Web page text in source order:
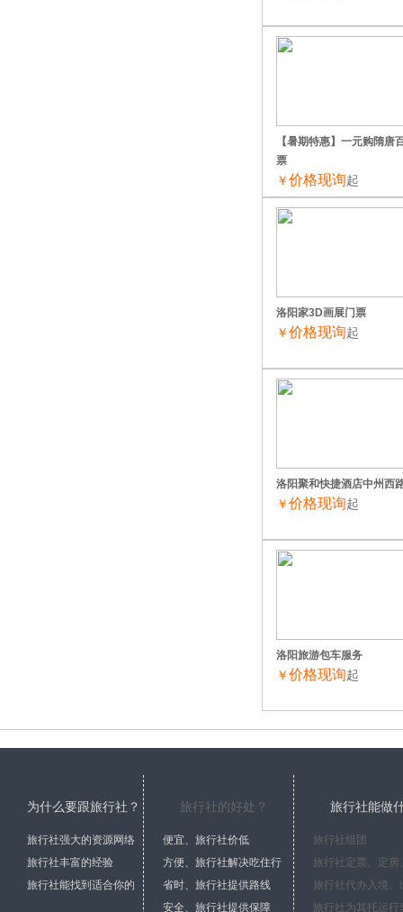
【暑期特惠】一元购隋唐
票
￥价格现询起
洛阳家3D画展门票
￥价格现询起
洛阳聚和快捷酒店中州西
￥价格现询起
洛阳旅游包车服务
￥价格现询起
为什么要跟旅行社？
旅行社强大的资源网络
旅行社丰富的经验
旅行社能找到适合你的
旅行社的好处？
便宜、旅行社价低
方便、旅行社解决吃住行
省时、旅行社提供路线
安全、旅行社提供保障
旅行社能做
旅行社组团